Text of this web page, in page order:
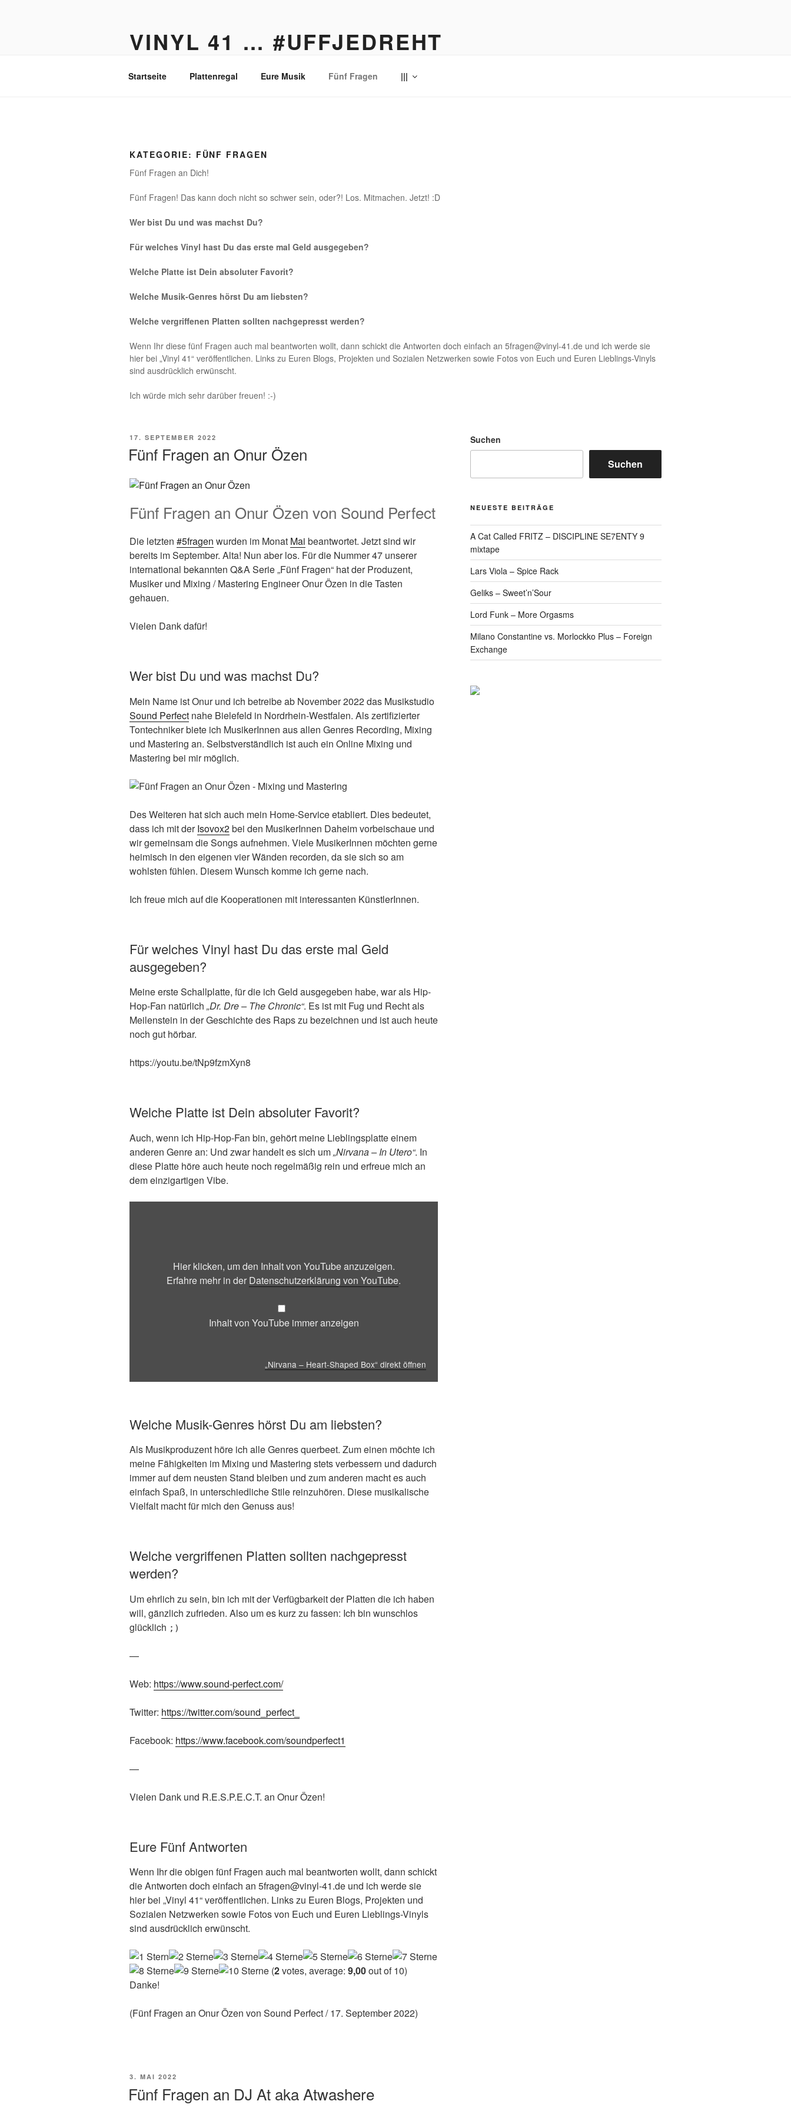
VINYL 41 … #UFFJEDREHT
Startseite Plattenregal Eure Musik Fünf Fragen |||
KATEGORIE: FÜNF FRAGEN
Fünf Fragen an Dich!
Fünf Fragen! Das kann doch nicht so schwer sein, oder?! Los. Mitmachen. Jetzt! :D
Wer bist Du und was machst Du?
Für welches Vinyl hast Du das erste mal Geld ausgegeben?
Welche Platte ist Dein absoluter Favorit?
Welche Musik-Genres hörst Du am liebsten?
Welche vergriffenen Platten sollten nachgepresst werden?
Wenn Ihr diese fünf Fragen auch mal beantworten wollt, dann schickt die Antworten doch einfach an 5fragen@vinyl-41.de und ich werde sie
hier bei „Vinyl 41“ veröffentlichen. Links zu Euren Blogs, Projekten und Sozialen Netzwerken sowie Fotos von Euch und Euren Lieblings-Vinyls
sind ausdrücklich erwünscht.
Ich würde mich sehr darüber freuen! :-)
VERÖFFENTLICHT
17. SEPTEMBER 2022
Fünf Fragen an Onur Özen
Fünf Fragen an Onur Özen von Sound Perfect
Die letzten #5fragen wurden im Monat Mai beantwortet. Jetzt sind wir
bereits im September. Alta! Nun aber los. Für die Nummer 47 unserer
international bekannten Q&A Serie „Fünf Fragen“ hat der Produzent,
Musiker und Mixing / Mastering Engineer Onur Özen in die Tasten
gehauen.
Vielen Dank dafür!
Wer bist Du und was machst Du?
Mein Name ist Onur und ich betreibe ab November 2022 das Musikstudio
Sound Perfect nahe Bielefeld in Nordrhein-Westfalen. Als zertifizierter
Tontechniker biete ich MusikerInnen aus allen Genres Recording, Mixing
und Mastering an. Selbstverständlich ist auch ein Online Mixing und
Mastering bei mir möglich.
Des Weiteren hat sich auch mein Home-Service etabliert. Dies bedeutet,
dass ich mit derIsovox2bei den MusikerInnen Daheim vorbeischaue und
wir gemeinsam die Songs aufnehmen. Viele MusikerInnen möchten gerne
heimisch in den eigenen vier Wänden recorden, da sie sich so am
wohlsten fühlen. Diesem Wunsch komme ich gerne nach.
Ich freue mich auf die Kooperationen mit interessanten KünstlerInnen.
Für welches Vinyl hast Du das erste mal Geld
ausgegeben?
Meine erste Schallplatte, für die ich Geld ausgegeben habe, war als Hip-
Hop-Fan natürlich „Dr. Dre – The Chronic“. Es ist mit Fug und Recht als
Meilenstein in der Geschichte des Raps zu bezeichnen und ist auch heute
noch gut hörbar.
https://youtu.be/tNp9fzmXyn8
Welche Platte ist Dein absoluter Favorit?
Auch, wenn ich Hip-Hop-Fan bin, gehört meine Lieblingsplatte einem
anderen Genre an: Und zwar handelt es sich um„Nirvana – In Utero“. In
diese Platte höre auch heute noch regelmäßig rein und erfreue mich an
dem einzigartigen Vibe.
Hier klicken, um den Inhalt von YouTube anzuzeigen.
Erfahre mehr in der Datenschutzerklärung von YouTube.
Inhalt von YouTube immer anzeigen
„Nirvana – Heart-Shaped Box“ direkt öffnen
Welche Musik-Genres hörst Du am liebsten?
Als Musikproduzent höre ich alle Genres querbeet. Zum einen möchte ich
meine Fähigkeiten im Mixing und Mastering stets verbessern und dadurch
immer auf dem neusten Stand bleiben und zum anderen macht es auch
einfach Spaß, in unterschiedliche Stile reinzuhören. Diese musikalische
Vielfalt macht für mich den Genuss aus!
Welche vergriffenen Platten sollten nachgepresst
werden?
Um ehrlich zu sein, bin ich mit der Verfügbarkeit der Platten die ich haben
will, gänzlich zufrieden. Also um es kurz zu fassen: Ich bin wunschlos
glücklich ;)
—
Web: https://www.sound-perfect.com/
Twitter: https://twitter.com/sound_perfect_
Facebook: https://www.facebook.com/soundperfect1
—
Vielen Dank und R.E.S.P.E.C.T. an Onur Özen!
Eure Fünf Antworten
Wenn Ihr die obigen fünf Fragen auch mal beantworten wollt, dann schickt
die Antworten doch einfach an 5fragen@vinyl-41.de und ich werde sie
hier bei „Vinyl 41“ veröffentlichen. Links zu Euren Blogs, Projekten und
Sozialen Netzwerken sowie Fotos von Euch und Euren Lieblings-Vinyls
sind ausdrücklich erwünscht.
(2votes, average: 9,00out of 10)
Danke!
(Fünf Fragen an Onur Özen von Sound Perfect / 17. September 2022)
VERÖFFENTLICHT
3. MAI 2022
Fünf Fragen an DJ At aka Atwashere
Suchen
Suchen
NEUESTE BEITRÄGE
A Cat Called FRITZ – DISCIPLINE SE7ENTY 9
mixtape
Lars Viola – Spice Rack
Geliks – Sweet’n’Sour
Lord Funk – More Orgasms
Milano Constantine vs. Morlockko Plus – Foreign
Exchange